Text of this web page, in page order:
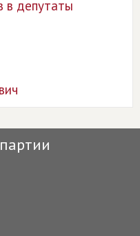
в депутаты